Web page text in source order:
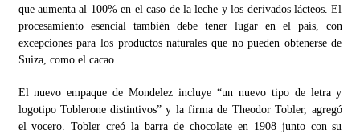
que aumenta al 100% en el caso de la leche y los derivados lácteos. El
procesamiento esencial también debe tener lugar en el país, con
excepciones para los productos naturales que no pueden obtenerse de
Suiza, como el cacao.
El nuevo empaque de Mondelez incluye “un nuevo tipo de letra y
logotipo Toblerone distintivos” y la firma de Theodor Tobler, agregó
el vocero. Tobler creó la barra de chocolate en 1908 junto con su